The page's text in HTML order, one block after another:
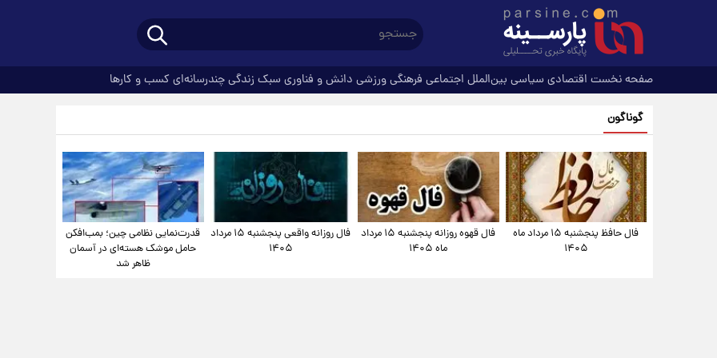
صفحه نخست اقتصادی سیاسی بین‌الملل اجتماعی فرهنگیورزشی دانش و فناوری سبک زندگیچندرسانه‌ای کسب و کارها
گوناگون
فال حافظ پنجشنبه ۱۵ مرداد ماه
۱۴۰۵
فال قهوه روزانه پنجشنبه ۱۵ مرداد
ماه ۱۴۰۵
فال روزانه واقعی پنجشنبه ۱۵ مرداد
۱۴۰۵
قدرت‌نمایی نظامی چین؛ بمب‌افکن
حامل موشک هسته‌ای در آسمان
ظاهر شد